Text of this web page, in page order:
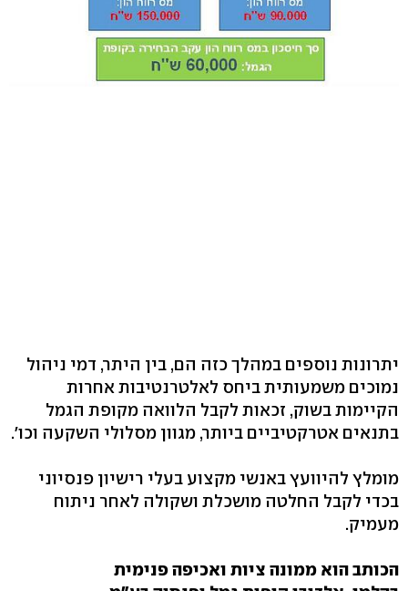
יתרונות נוספים במהלך כזה הם, בין היתר, דמי ניהול
נמוכים משמעותית ביחס לאלטרנטיבות אחרות
הקיימות בשוק, זכאות לקבל הלוואה מקופת הגמל
בתנאים אטרקטיביים ביותר, מגוון מסלולי השקעה וכו'.
מומלץ להיוועץ באנשי מקצוע בעלי רישיון פנסיוני
בכדי לקבל החלטה מושכלת ושקולה לאחר ניתוח
מעמיק.
הכותב הוא ממונה ציות ואכיפה פנימית